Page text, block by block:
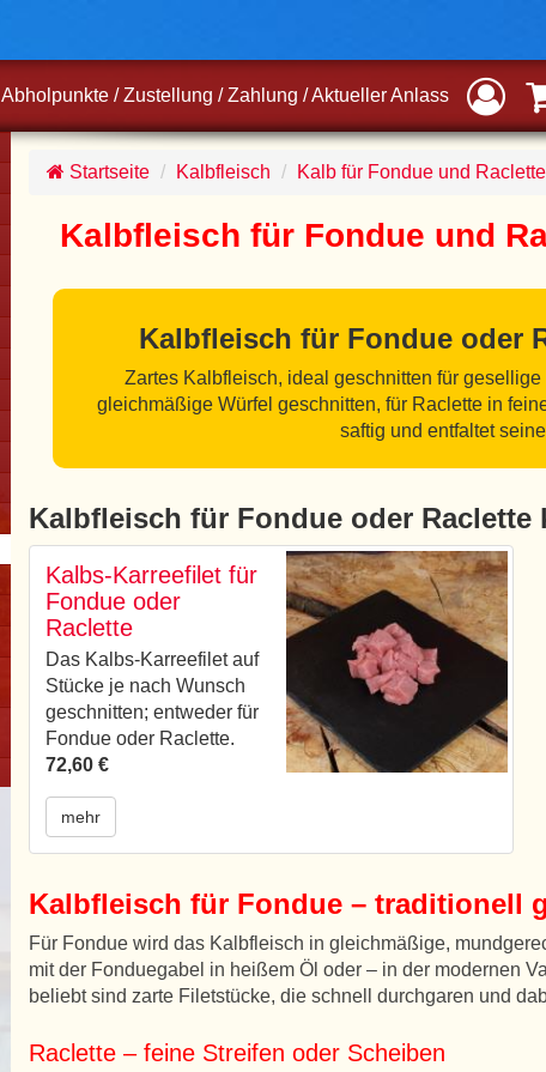
Abholpunkte / Zustellung / Zahlung /Aktueller Anlass
Startseite Kalbfleisch Kalb für Fondue und Raclette
Kalbfleisch für Fondue und
Kalbfleisch für Fondue oder
Zartes Kalbfleisch, ideal geschnitten für
gleichmäßige Würfel geschnitten, für Raclette in
saftig und entfaltet
Kalbfleisch für Fondue oder Raclette
Kalbs-Karreefilet für
Fondue oder
Raclette
Das Kalbs-Karreefilet auf
Stücke je nach Wunsch
geschnitten; entweder für
Fondue oder Raclette.
72,60 €
mehr
Kalbfleisch für Fondue – traditionell
Für Fondue wird das Kalbfleisch in gleichmäßige,
mit der Fonduegabel in heißem Öl oder – in der modernen
beliebt sind zarte Filetstücke, die schnell durchgaren und
Raclette – feine Streifen oder Scheiben